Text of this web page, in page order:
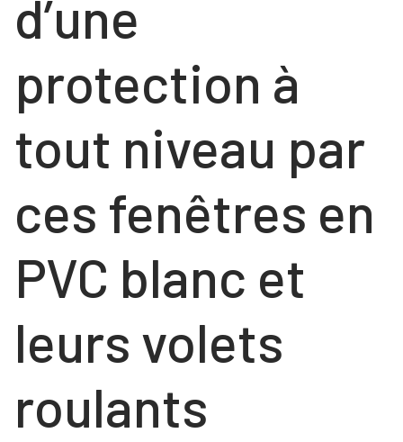
d’une
protection à
tout niveau par
ces fenêtres en
PVC blanc et
leurs volets
roulants